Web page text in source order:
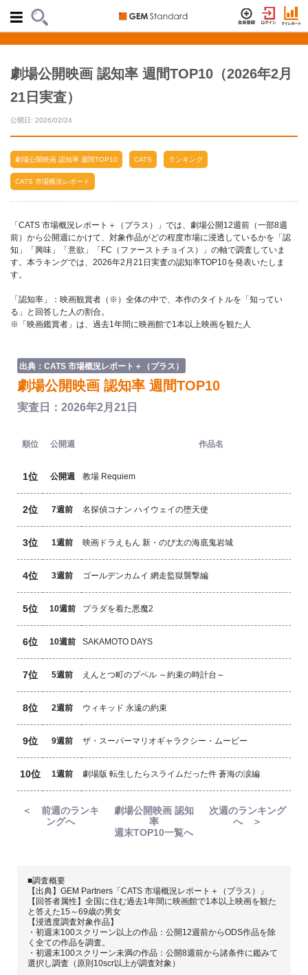
劇場公開映画 認知率 週間TOP10（2026年2月
21日実査）
公開日: 2026/02/24
劇場公開映画 認知率 週間TOP10 CATS ランキング
CATS 市場概況レポート
「CATS 市場概況レポート＋（プラス）」では、劇場公開12週前（一部8週
前）から公開週にかけて、対象作品がどの程度市場に浸透しているかを「認
知」「興味」「意欲」「FC（ファーストチョイス）」の軸で調査していま
す。本ラキングでは、2026年2月21日実査の認知率TOP10を発表いたしま
す。
「認知率」：映画観賞者（※）全体の中で、本作のタイトルを「知ってい
る」と回答した人の割合。
※「映画鑑賞者」は、過去1年間に映画館で1本以上映画を観た人
出典：CATS 市場概況レポート＋（プラス）
劇場公開映画 認知率 週間TOP10
実査日：2026年2月21日
順位 公開週 作品名
1位 公開週 教場 Requiem
2位 7週前 名探偵コナン ハイウェイの堕天使
3位 1週前 映画ドラえもん 新・のび太の海底鬼岩城
4位 3週前 ゴールデンカムイ 網走監獄襲撃編
5位 10週前 プラダを着た悪魔2
6位 10週前 SAKAMOTO DAYS
7位 5週前 えんとつ町のプペル ～約束の時計台～
8位 2週前 ウィキッド 永遠の約束
9位 9週前 ザ・スーパーマリオギャラクシー・ムービー
10位 1週前 劇場版 転生したらスライムだった件 蒼海の涙編
＜ 前週のランキ
ングへ
劇場公開映画 認知
率
週末TOP10一覧へ
次週のランキング
へ ＞
■調査概要
【出典】GEM Partners「CATS 市場概況レポート＋（プラス）」
【回答者属性】全国に住む過去1年間に映画館で1本以上映画を観た
と答えた15～69歳の男女
【浸透度調査対象作品】
・初週末100スクリーン以上の作品：公開12週前からODS作品を除
く全ての作品を調査。
・初週末100スクリーン未満の作品：公開8週前から諸条件に鑑みて
選択し調査（原則10scr以上が調査対象）